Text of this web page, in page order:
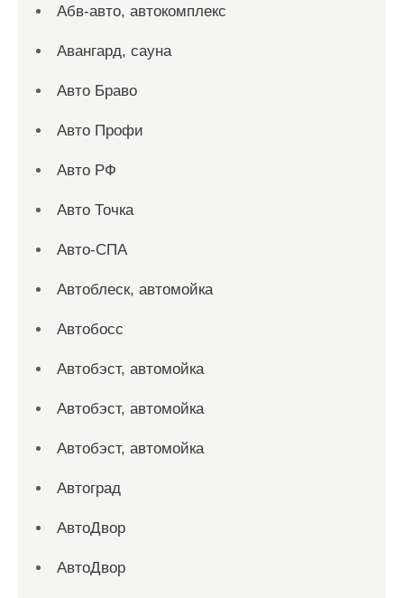
Абв-авто, автокомплекс
Авангард, сауна
Авто Браво
Авто Профи
Авто РФ
Авто Точка
Авто-СПА
Автоблеск, автомойка
Автобосс
Автобэст, автомойка
Автобэст, автомойка
Автобэст, автомойка
Автоград
АвтоДвор
АвтоДвор